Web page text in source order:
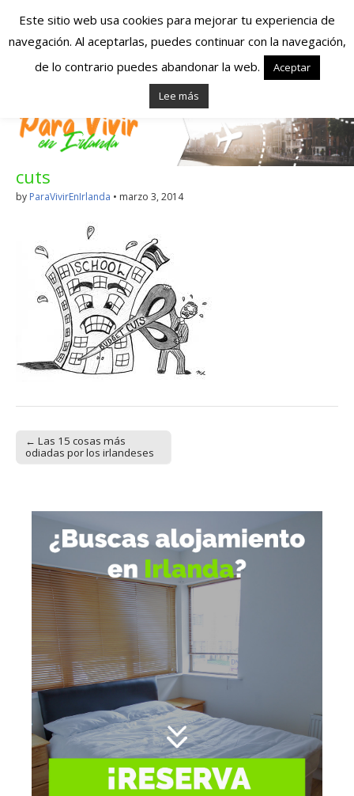
Españoles en
Irlanda – Vivir en
Irlanda – Trabajo
en Irlanda –
Alojamiento en
Irlanda
Blog dedicado a los que viven, estudian y trabajan en
cuts
by ParaVivirEnIrlanda • marzo 3, 2014
Post navigation
← Las 15 cosas más
odiadas por los irlandeses
Este sitio web usa cookies para mejorar tu experiencia de
navegación. Al aceptarlas, puedes continuar con la navegación,
de lo contrario puedes abandonar la web.
Aceptar
Lee más